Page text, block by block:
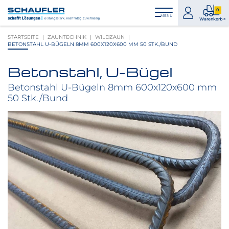
Inhalt
Hauptnavigation
Footernavigation
Logo
Schaufler
verlinkt
zur
MENÜ
zum
Konto
0
Warenkorb >
0
STARTSEITE ZAUNTECHNIK
WILDZAUN
BETONSTAHL U-BÜGELN 8MM 600X120X600 MM 50 STK./BUND
Produktbilder
Betonstahl, U-Bügel
Betonstahl U-Bügeln 8mm 600x120x600 mm
50 Stk./Bund